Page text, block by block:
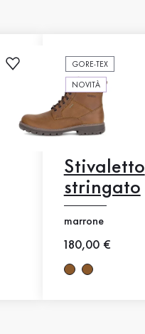
GORE-TEX
NOVITÀ
Stivaletto
stringato
marrone
Nuovo prezzo
180,00 €